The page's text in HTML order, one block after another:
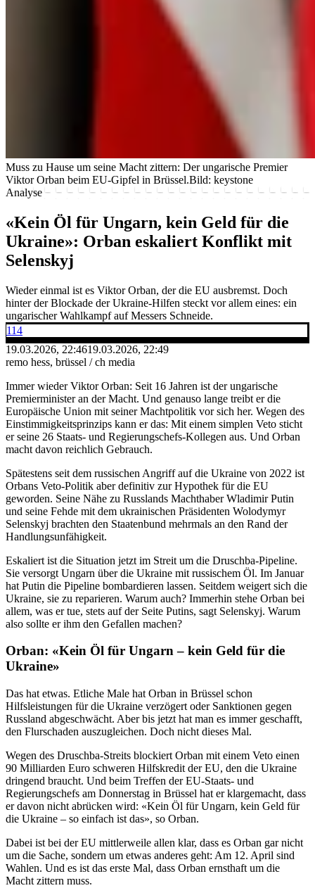
Muss zu Hause um seine Macht zittern: Der ungarische Premier
Viktor Orban beim EU-Gipfel in Brüssel.Bild: keystone
Analyse
«Kein Öl für Ungarn, kein Geld für die
Ukraine»: Orban eskaliert Konflikt mit
Selenskyj
Wieder einmal ist es Viktor Orban, der die EU ausbremst. Doch
hinter der Blockade der Ukraine-Hilfen steckt vor allem eines: ein
ungarischer Wahlkampf auf Messers Schneide.
114
19.03.2026, 22:4619.03.2026, 22:49
remo hess, brüssel / ch media
Immer wieder Viktor Orban: Seit 16 Jahren ist der ungarische
Premierminister an der Macht. Und genauso lange treibt er die
Europäische Union mit seiner Machtpolitik vor sich her. Wegen des
Einstimmigkeitsprinzips kann er das: Mit einem simplen Veto sticht
er seine 26 Staats- und Regierungschefs-Kollegen aus. Und Orban
macht davon reichlich Gebrauch.
Spätestens seit dem russischen Angriff auf die Ukraine von 2022 ist
Orbans Veto-Politik aber definitiv zur Hypothek für die EU
geworden. Seine Nähe zu Russlands Machthaber Wladimir Putin
und seine Fehde mit dem ukrainischen Präsidenten Wolodymyr
Selenskyj brachten den Staatenbund mehrmals an den Rand der
Handlungsunfähigkeit.
Eskaliert ist die Situation jetzt im Streit um die Druschba-Pipeline.
Sie versorgt Ungarn über die Ukraine mit russischem Öl. Im Januar
hat Putin die Pipeline bombardieren lassen. Seitdem weigert sich die
Ukraine, sie zu reparieren. Warum auch? Immerhin stehe Orban bei
allem, was er tue, stets auf der Seite Putins, sagt Selenskyj. Warum
also sollte er ihm den Gefallen machen?
Orban: «Kein Öl für Ungarn – kein Geld für die
Ukraine»
Das hat etwas. Etliche Male hat Orban in Brüssel schon
Hilfsleistungen für die Ukraine verzögert oder Sanktionen gegen
Russland abgeschwächt. Aber bis jetzt hat man es immer geschafft,
den Flurschaden auszugleichen. Doch nicht dieses Mal.
Wegen des Druschba-Streits blockiert Orban mit einem Veto einen
90 Milliarden Euro schweren Hilfskredit der EU, den die Ukraine
dringend braucht. Und beim Treffen der EU-Staats- und
Regierungschefs am Donnerstag in Brüssel hat er klargemacht, dass
er davon nicht abrücken wird: «Kein Öl für Ungarn, kein Geld für
die Ukraine – so einfach ist das», so Orban.
Dabei ist bei der EU mittlerweile allen klar, dass es Orban gar nicht
um die Sache, sondern um etwas anderes geht: Am 12. April sind
Wahlen. Und es ist das erste Mal, dass Orban ernsthaft um die
Macht zittern muss.